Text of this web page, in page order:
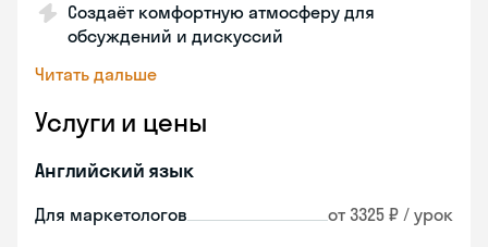
Создаёт комфортную атмосферу для
обсуждений и дискуссий
Читать дальше
Услуги и цены
Английский язык
Для маркетологов от 3325 ₽ / урок